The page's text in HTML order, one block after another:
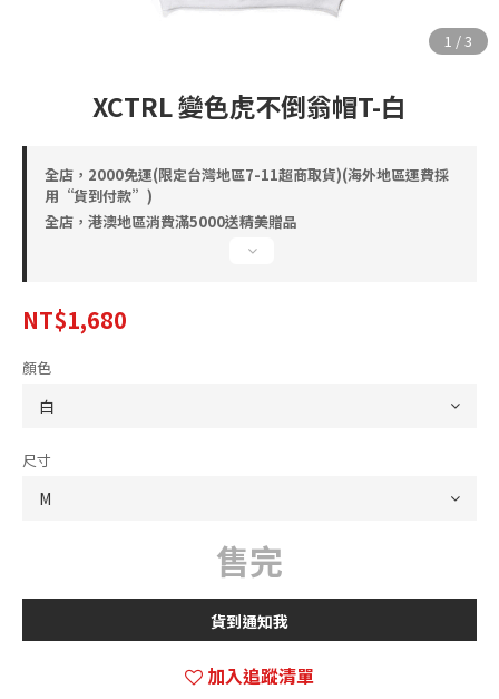
XCTRL 變色虎不倒翁帽T-白
全店，2000免運(限定台灣地區7-11超商取貨)(海外地區運費採
用“貨到付款”)
全店，港澳地區消費滿5000送精美贈品
NT$1,680
顏色
尺寸
售完
貨到通知我
加入追蹤清單